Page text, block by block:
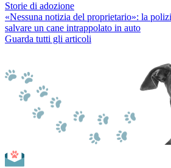
Storie di adozione
«Nessuna notizia del proprietario»: la
salvare un cane intrappolato in auto
Guarda tutti gli articoli